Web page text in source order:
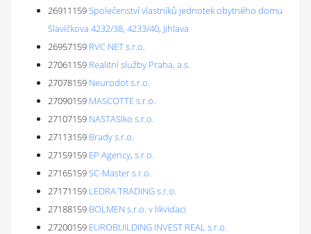
26911159Společenství vlastníků jednotek obytného domu
Slavíčkova 4232/38, 4233/40, Jihlava
26957159 RVC NET s.r.o.
27061159 Realitní služby Praha, a.s.
27078159 Neurodot s.r.o.
27090159 MASCOTTE s.r.o.
27107159 NASTASIko s.r.o.
27113159 Brady s.r.o.
27159159 EP Agency, s.r.o.
27165159SC-Master s.r.o.
27171159 LEDRA TRADING s.r.o.
27188159 BOLMEN s.r.o. v likvidaci
27200159 EUROBUILDING INVEST REAL s.r.o.